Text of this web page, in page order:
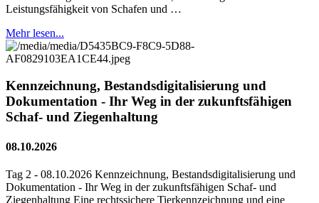
Leistungsfähigkeit von Schafen und …
Mehr lesen...
Kennzeichnung, Bestandsdigitalisierung und
Dokumentation - Ihr Weg in der zukunftsfähigen
Schaf- und Ziegenhaltung
08.10.2026
Tag 2 - 08.10.2026 Kennzeichnung, Bestandsdigitalisierung und
Dokumentation - Ihr Weg in der zukunftsfähigen Schaf- und
Ziegenhaltung Eine rechtssichere Tierkennzeichnung und eine